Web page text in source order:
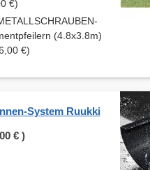
€)
(4.8x3.8m)
€)
System Ruukki
€ )